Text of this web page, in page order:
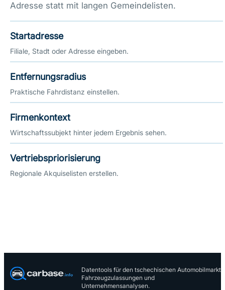
Adresse statt mit langen Gemeindelisten.
Startadresse
Filiale, Stadt oder Adresse eingeben.
Entfernungsradius
Praktische Fahrdistanz einstellen.
Firmenkontext
Wirtschaftssubjekt hinter jedem Ergebnis sehen.
Vertriebspriorisierung
Regionale Akquiselisten erstellen.
Datentools für den tschechischen Automobilmarkt,
Fahrzeugzulassungen und
Unternehmensanalysen.